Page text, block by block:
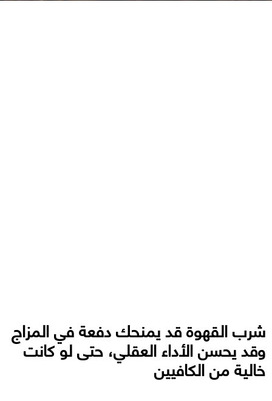
شرب القهوة قد يمنحك دفعة في المزاج
وقد يحسن الأداء العقلي، حتى لو كانت
خالية من الكافيين